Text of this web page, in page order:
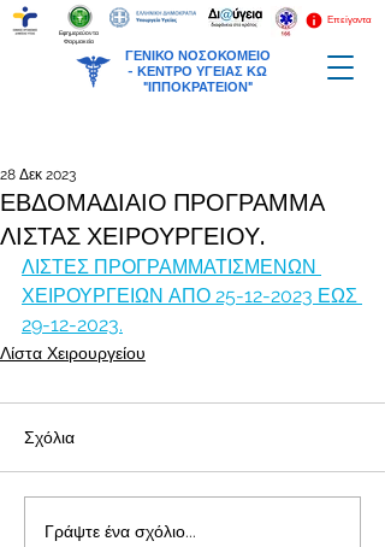
ΓΕΝΙΚΟ ΝΟΣΟΚΟΜΕΙΟ
- ΚΕΝΤΡΟ ΥΓΕΙΑΣ ΚΩ
"ΙΠΠΟΚΡΑΤΕΙΟΝ"
Επείγοντα
Εφημερεύοντα
Φαρμακεία
ΕΒΔΟΜΑΔΙΑΙΟ ΠΡΟΓΡΑΜΜΑ
ΛΙΣΤΑΣ ΧΕΙΡΟΥΡΓΕΙΟΥ.
28 Δεκ 2023
ΛΙΣΤΕΣ ΠΡΟΓΡΑΜΜΑΤΙΣΜΕΝΩΝ
ΧΕΙΡΟΥΡΓΕΙΩΝ ΑΠΟ 25-12-2023 ΕΩΣ
29-12-2023.
Λίστα Χειρουργείου
Σχόλια
Γράψτε ένα σχόλιο...